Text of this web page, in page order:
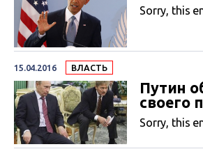
Sorry, this
15.04.2016 ВЛАСТЬ
Путин
своего
Sorry, this